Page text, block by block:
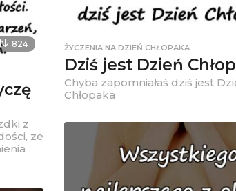
824
z
ze
ŻYCZENIA NA DZIEŃ CHŁOPAKA
Dziś jest Dzień
Chyba zapomniałaś dziś jest
Chłopaka